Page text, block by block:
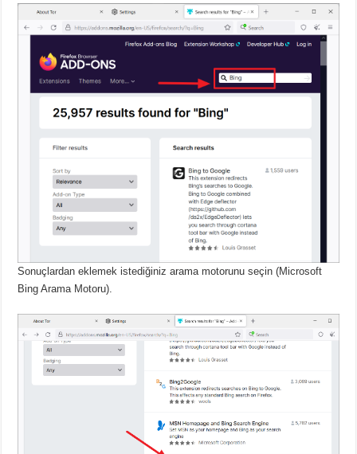
Sonuçlardan eklemek istediğiniz arama motorunu seçin (Microsoft
Bing Arama Motoru).